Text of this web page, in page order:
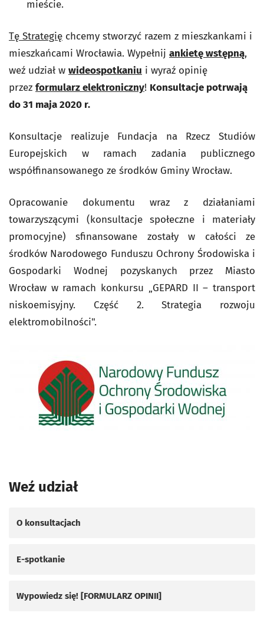
mieście.
Tę Strategię chcemy stworzyć razem z mieszkankami i
mieszkańcami Wrocławia. Wypełnij ankietę wstępną,
weź udział w wideospotkaniu i wyraź opinię
przez formularz elektroniczny! Konsultacje potrwają
do 31 maja 2020 r.
Konsultacje realizuje Fundacja na Rzecz Studiów
Europejskich w ramach zadania publicznego
współfinansowanego ze środków Gminy Wrocław.
Opracowanie dokumentu wraz z działaniami
towarzyszącymi (konsultacje społeczne i materiały
promocyjne) sfinansowane zostały w całości ze
środków Narodowego Funduszu Ochrony Środowiska i
Gospodarki Wodnej pozyskanych przez Miasto
Wrocław w ramach konkursu „GEPARD II – transport
niskoemisyjny. Część 2. Strategia rozwoju
elektromobilności".
Weź udział
O konsultacjach
E-spotkanie
Wypowiedz się! [FORMULARZ OPINII]